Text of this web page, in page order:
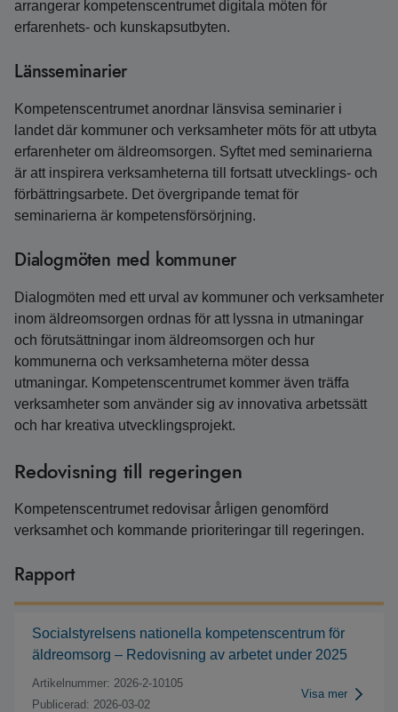
arrangerar kompetenscentrumet digitala möten för
erfarenhets- och kunskapsutbyten.
Länsseminarier
Kompetenscentrumet anordnar länsvisa seminarier i
landet där kommuner och verksamheter möts för att utbyta
erfarenheter om äldreomsorgen. Syftet med seminarierna
är att inspirera verksamheterna till fortsatt utvecklings- och
förbättringsarbete. Det övergripande temat för
seminarierna är kompetensförsörjning.
Dialogmöten med kommuner
Dialogmöten med ett urval av kommuner och verksamheter
inom äldreomsorgen ordnas för att lyssna in utmaningar
och förutsättningar inom äldreomsorgen och hur
kommunerna och verksamheterna möter dessa
utmaningar. Kompetenscentrumet kommer även träffa
verksamheter som använder sig av innovativa arbetssätt
och har kreativa utvecklingsprojekt.
Redovisning till regeringen
Kompetenscentrumet redovisar årligen genomförd
verksamhet och kommande prioriteringar till regeringen.
Rapport
Socialstyrelsens nationella kompetenscentrum för
äldreomsorg – Redovisning av arbetet under 2025
Artikelnummer: 2026-2-10105
Publicerad: 2026-03-02
Visa mer